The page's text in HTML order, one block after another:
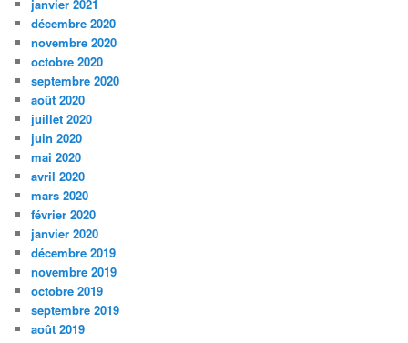
janvier 2021
décembre 2020
novembre 2020
octobre 2020
septembre 2020
août 2020
juillet 2020
juin 2020
mai 2020
avril 2020
mars 2020
février 2020
janvier 2020
décembre 2019
novembre 2019
octobre 2019
septembre 2019
août 2019